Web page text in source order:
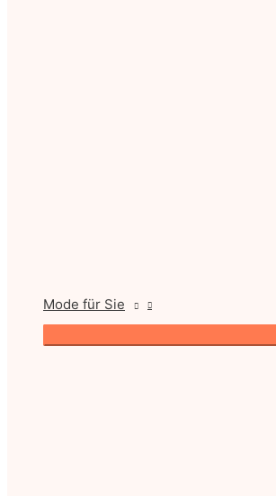
Mode für Sie